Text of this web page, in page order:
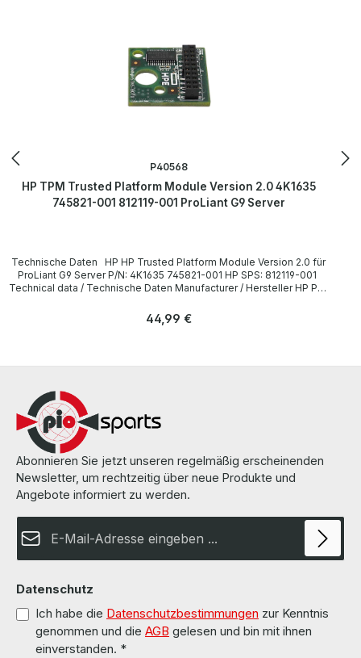
P40568
HP TPM Trusted Platform Module Version 2.0 4K1635
745821-001 812119-001 ProLiant G9 Server
Technische Daten HP HP Trusted Platform Module Version 2.0 für
ProLiant G9 Server P/N: 4K1635 745821-001 HP SPS: 812119-001
Technical data / Technische Daten Manufacturer / Hersteller HP P/N
Trusted Platform Module Version 2.0 für ProLiant G9 Server More
Seiten des Herstellers.
Regulärer Preis:
44,99 €
Abonnieren Sie jetzt unseren regelmäßig erscheinenden
Newsletter, um rechtzeitig über neue Produkte und
Angebote informiert zu werden.
Datenschutz
Ich habe die Datenschutzbestimmungen zur Kenntnis
genommen und die AGB gelesen und bin mit ihnen
einverstanden. *